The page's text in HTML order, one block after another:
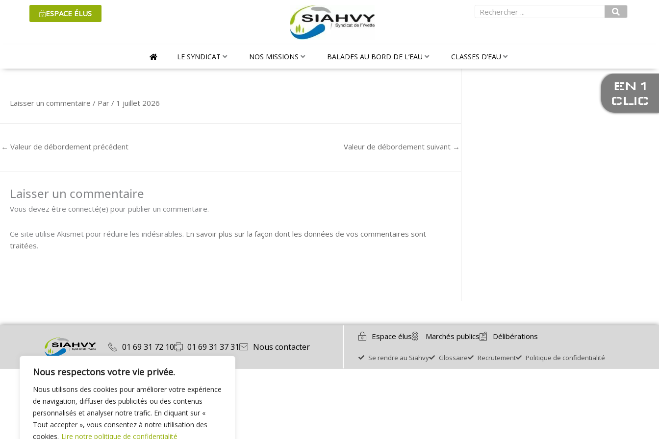
Nous respectons votre vie privée.
Nous utilisons des cookies pour améliorer votre expérience
de navigation, diffuser des publicités ou des contenus
personnalisés et analyser notre trafic. En cliquant sur «
Tout accepter », vous consentez à notre utilisation des
cookies. Lire notre politique de confidentialité
ESPACE ÉLUS Rechercher
LE SYNDICAT NOS MISSIONS BALADES AU BORD DE L’EAU CLASSES D’EAU
Laisser un commentaire / Par / 1 juillet 2026
← Valeur de débordement précédent Valeur de débordement suivant →
Laisser un commentaire
Vous devez être connecté(e) pour publier un commentaire.
Ce site utilise Akismet pour réduire les indésirables. En savoir plus sur la façon dont les données de vos commentaires sont
traitées.
01 69 31 72 10 01 69 31 37 31 Nous contacter
Espace élus Marchés publics Délibérations
Se rendre au Siahvy Glossaire Recrutement Politique de confidentialité
EN 1
CLIC